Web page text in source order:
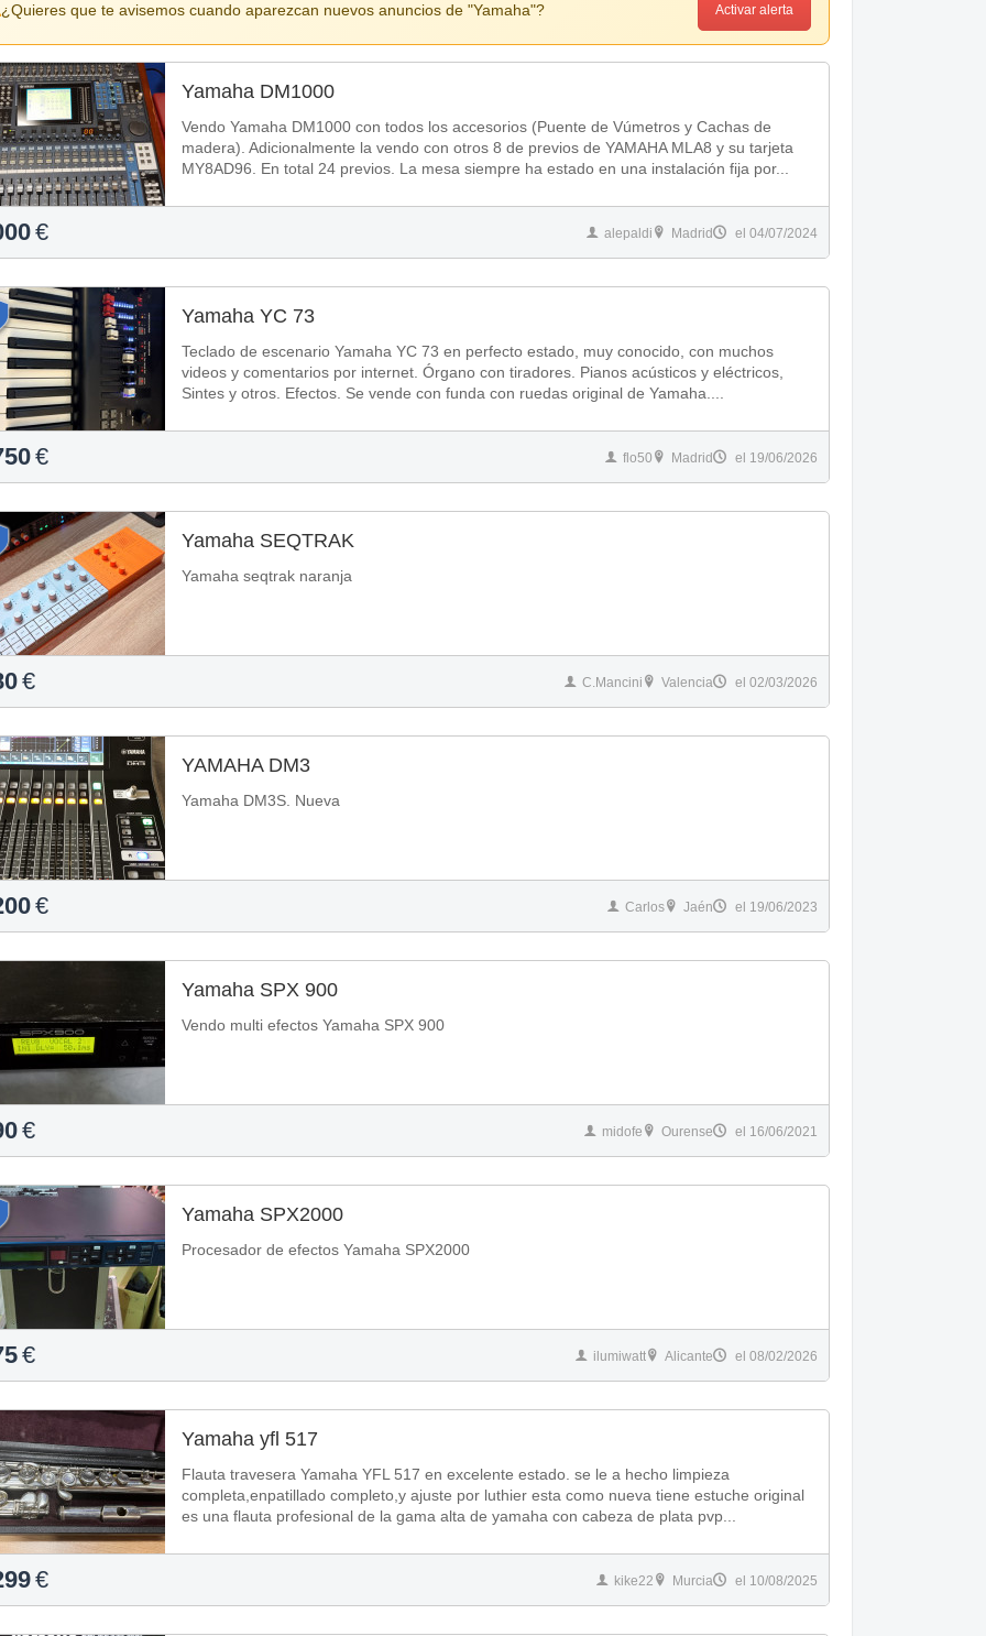
¿Quieres que te avisemos cuando aparezcan nuevos anuncios de "Yamaha"? Activar alerta
Yamaha DM1000
Vendo Yamaha DM1000 con todos los accesorios (Puente de Vúmetros y Cachas de
madera). Adicionalmente la vendo con otros 8 de previos de YAMAHA MLA8 y su tarjeta
MY8AD96. En total 24 previos. La mesa siempre ha estado en una instalación fija por...
€ alepaldi Madrid el 04/07/2024
Yamaha YC 73
Teclado de escenario Yamaha YC 73 en perfecto estado, muy conocido, con muchos
videos y comentarios por internet. Órgano con tiradores. Pianos acústicos y eléctricos,
Sintes y otros. Efectos. Se vende con funda con ruedas original de Yamaha....
€ flo50 Madrid el 19/06/2026
Yamaha SEQTRAK
Yamaha seqtrak naranja
€ C.Mancini Valencia el 02/03/2026
YAMAHA DM3
Yamaha DM3S. Nueva
€ Carlos Jaén el 19/06/2023
Yamaha SPX 900
Vendo multi efectos Yamaha SPX 900
€ midofe Ourense el 16/06/2021
Yamaha SPX2000
Procesador de efectos Yamaha SPX2000
€ ilumiwatt Alicante el 08/02/2026
Yamaha yfl 517
Flauta travesera Yamaha YFL 517 en excelente estado. se le a hecho limpieza
completa,enpatillado completo,y ajuste por luthier esta como nueva tiene estuche original
es una flauta profesional de la gama alta de yamaha con cabeza de plata pvp...
€ kike22 Murcia el 10/08/2025